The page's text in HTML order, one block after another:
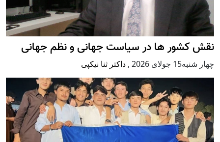
نقش کشور ها در سیاست جهانی و نظم جهانی
چهار شنبه15 جولای 2026 , داکتر ثنا نیکپی